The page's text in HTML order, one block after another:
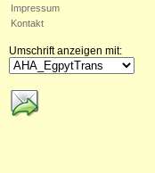
Impressum
Kontakt
Umschrift anzeigen mit: